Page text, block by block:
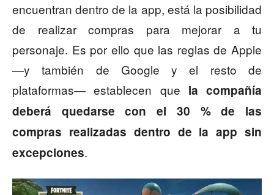
encuentran dentro de la app, está la posibilidad
de realizar compras para mejorar a tu
personaje. Es por ello que las reglas de Apple
—y también de Google y el resto de
plataformas— establecen que la compañía
deberá quedarse con el 30 % de las
compras realizadas dentro de la app sin
excepciones.